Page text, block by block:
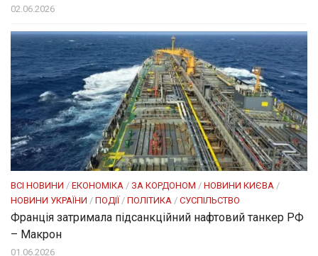
02.06.2026
ВСІ НОВИНИ / ЕКОНОМІКА / ЗА КОРДОНОМ / НОВИНИ КИЄВА /
НОВИНИ УКРАЇНИ / ПОДІЇ / ПОЛІТИКА / СУСПІЛЬСТВО
Франція затримала підсанкційний нафтовий танкер РФ
– Макрон
01.06.2026